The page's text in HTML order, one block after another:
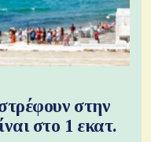
στην
στο 1 εκατ.